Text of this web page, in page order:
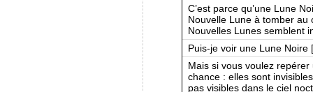
C’est parce qu’une Lune
Nouvelle Lune à tomber au
Nouvelles Lunes semblent
Puis-je voir une Lune Noire
Mais si vous voulez repérer
chance : elles sont
pas visibles dans le ciel